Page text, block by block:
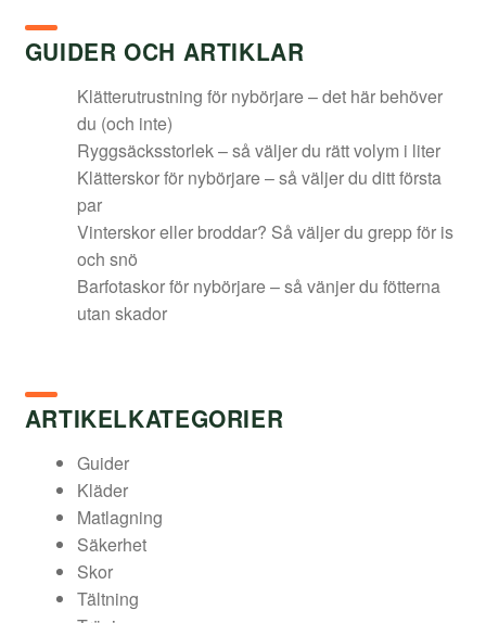
GUIDER OCH ARTIKLAR
Klätterutrustning för nybörjare – det här behöver
du (och inte)
Ryggsäcksstorlek – så väljer du rätt volym i liter
Klätterskor för nybörjare – så väljer du ditt första
par
Vinterskor eller broddar? Så väljer du grepp för is
och snö
Barfotaskor för nybörjare – så vänjer du fötterna
utan skador
ARTIKELKATEGORIER
Guider
Kläder
Matlagning
Säkerhet
Skor
Tältning